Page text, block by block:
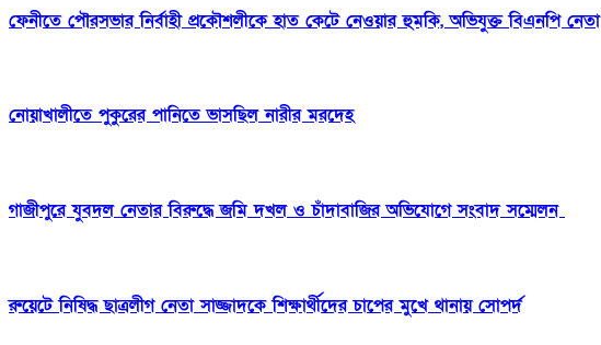
ফেনীতে পৌরসভার নির্বাহী প্রকৌশলীকে হাত কেটে নেওয়ার হুমকি, অভিযুক্ত বিএনপি নেতা
নোয়াখালীতে পুকুরের পানিতে ভাসছিল নারীর মরদেহ
গাজীপুরে যুবদল নেতার বিরুদ্ধে জমি দখল ও চাঁদাবাজির অভিযোগে সংবাদ সম্মেলন
রুয়েটে নিষিদ্ধ ছাত্রলীগ নেতা সাজ্জাদকে শিক্ষার্থীদের চাপের মুখে থানায় সোপর্দ